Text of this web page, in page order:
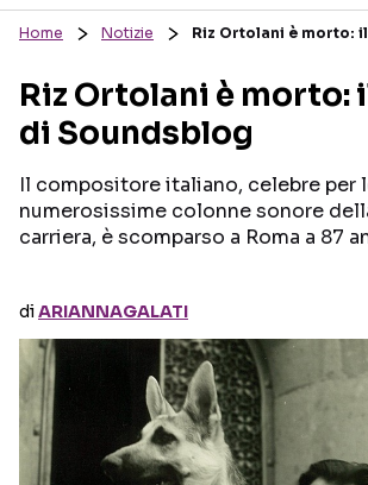
RECENSIONI MUSICALI
INTERVISTE
GOSSIP E CURIOSITÀ
TESTI
TALENT
Seguici sui social
Home Notizie Riz Ortolani è morto:
Riz Ortolani è morto:
di Soundsblog
Il compositore italiano, celebre per
numerosissime colonne sonore
carriera, è scomparso a Roma a 87
diARIANNAGALATI